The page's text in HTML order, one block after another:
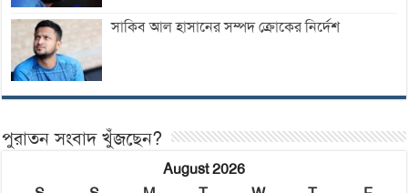
সাকিব আল হাসানের সম্পদ ক্রোকের নির্দেশ
পুরাতন সংবাদ খুঁজছেন?
August 2026